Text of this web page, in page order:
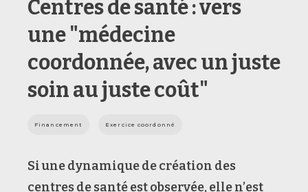
Centres de santé : vers
une "médecine
coordonnée, avec un juste
soin au juste coût"
Financement Exercice coordonné
Si une dynamique de création des
centres de santé est observée, elle n’est